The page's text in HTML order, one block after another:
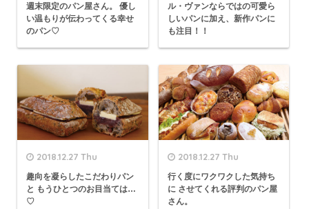
週末限定のパン屋さん。 優し
い温もりが伝わってくる幸せ
のパン♡
ル・ヴァンならではの可愛ら
しいパンに加え、新作パンに
も注目！！
2018.12.27 Thu
趣向を凝らしたこだわりパン
と もうひとつのお目当ては…
♡
2018.12.27 Thu
行く度にワクワクした気持ち
に させてくれる評判のパン屋
さん。